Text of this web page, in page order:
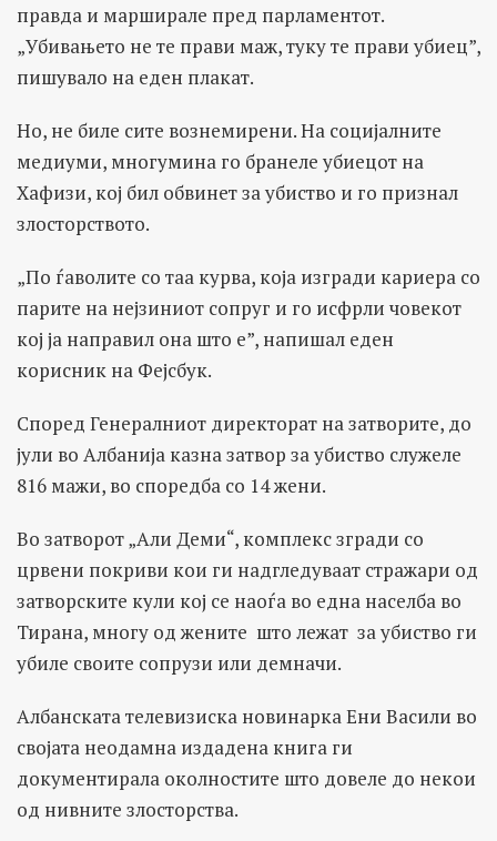
правда и марширале пред парламентот.
„Убивањето не те прави маж, туку те прави убиец”,
пишувало на еден плакат.
Но, не биле сите вознемирени. На социјалните
медиуми, многумина го бранеле убиецот на
Хафизи, кој бил обвинет за убиство и го признал
злосторството.
„По ѓаволите со таа курва, која изгради кариера со
парите на нејзиниот сопруг и го исфрли човекот
кој ја направил она што е”, напишал еден
корисник на Фејсбук.
Според Генералниот директорат на затворите, до
јули во Албанија казна затвор за убиство служеле
816 мажи, во споредба со 14 жени.
Во затворот „Али Деми“, комплекс згради со
црвени покриви кои ги надгледуваат стражари од
затворските кули кој се наоѓа во една населба во
Тирана, многу од жените што лежат за убиство ги
убиле своите сопрузи или демначи.
Албанската телевизиска новинарка Ени Васили во
својата неодамна издадена книга ги
документирала околностите што довеле до некои
од нивните злосторства.